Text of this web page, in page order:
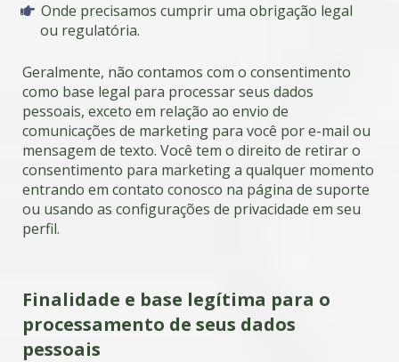
Onde precisamos cumprir uma obrigação legal
ou regulatória.
Geralmente, não contamos com o consentimento
como base legal para processar seus dados
pessoais, exceto em relação ao envio de
comunicações de marketing para você por e-mail ou
mensagem de texto. Você tem o direito de retirar o
consentimento para marketing a qualquer momento
entrando em contato conosco na página de suporte
ou usando as configurações de privacidade em seu
perfil.
Finalidade e base legítima para o
processamento de seus dados
pessoais